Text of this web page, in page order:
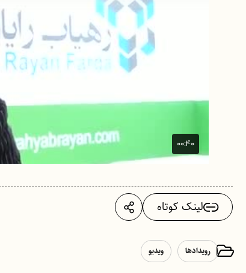
لینک کوتاه
رویدادها ویدیو